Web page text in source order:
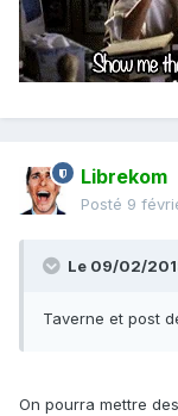
Librekom
Posté 9
Le 09/02/
Taverne et post
On pourra mettre des